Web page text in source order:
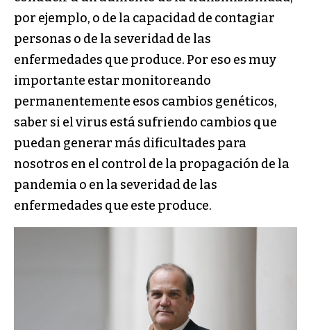
por ejemplo, o de la capacidad de contagiar
personas o de la severidad de las
enfermedades que produce. Por eso es muy
importante estar monitoreando
permanentemente esos cambios genéticos,
saber si el virus está sufriendo cambios que
puedan generar más dificultades para
nosotros en el control de la propagación de la
pandemia o en la severidad de las
enfermedades que este produce.